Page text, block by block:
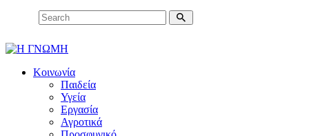
Κοινωνία
Παιδεία
Υγεία
Εργασία
Αγροτικά